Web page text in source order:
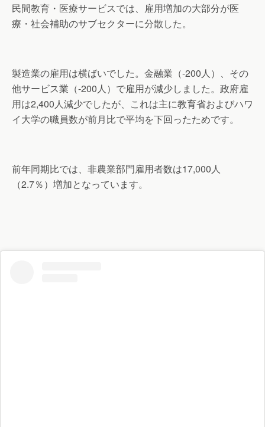
民間教育・医療サービスでは、雇用増加の大部分が医
療・社会補助のサブセクターに分散した。
製造業の雇用は横ばいでした。金融業（-200人）、その
他サービス業（-200人）で雇用が減少しました。政府雇
用は2,400人減少でしたが、これは主に教育省およびハワ
イ大学の職員数が前月比で平均を下回ったためです。
前年同期比では、非農業部門雇用者数は17,000人
（2.7％）増加となっています。